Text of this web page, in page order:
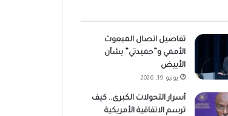
تفاصيل اتصال المبعوث
الأممي و”حميدتي” بشأن
الأبيض
يونيو 19, 2026
أسرار التحولات الكبرى.. كيف
ترسم الاتفاقية الأمريكية